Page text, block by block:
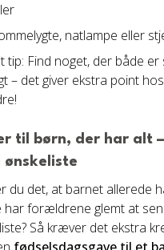
natlampe eller
tip: Find noget, der både er
– det giver ekstra point
til børn, der har alt
ønskeliste
du det, at barnet allerede
har forældrene glemt at
Så kræver det ekstra